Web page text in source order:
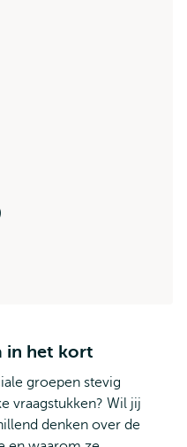
in het kort
groepen stevig
vraagstukken? Wil jij
denken over de